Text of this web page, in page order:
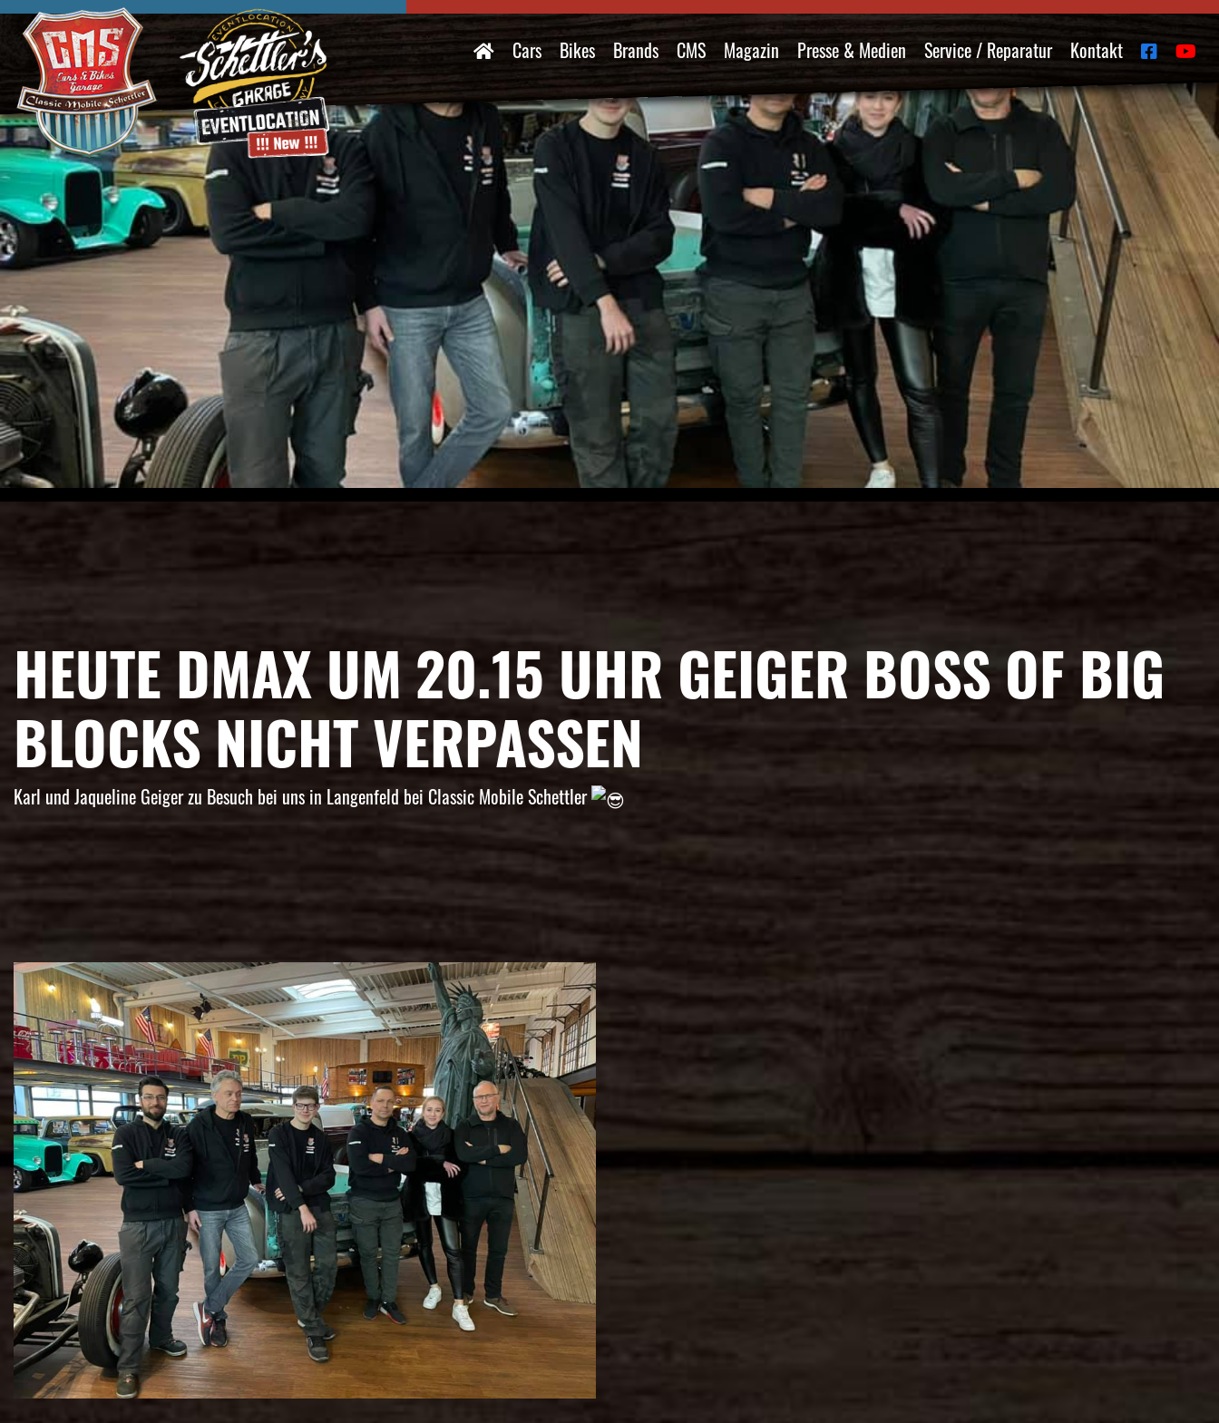
HEUTE DMAX UM 20.15 UHR GEIGER BOSS OF BIG
BLOCKS NICHT VERPASSEN
Karl und Jaqueline Geiger zu Besuch bei uns in Langenfeld bei Classic Mobile Schettler
Cars Bikes Brands CMS Magazin Presse & Medien Service / Reparatur Kontakt